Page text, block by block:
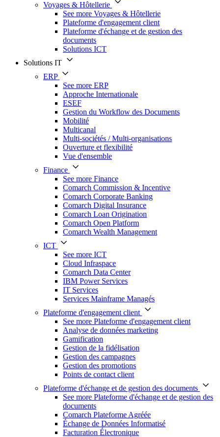
Voyages & Hôtellerie
See more Voyages & Hôtellerie
Plateforme d'engagement client
Plateforme d'échange et de gestion des
documents
Solutions ICT
Solutions IT
ERP
See more ERP
Approche Internationale
ESEF
Gestion du Workflow des Documents
Mobilité
Multicanal
Multi-sociétés / Multi-organisations
Ouverture et flexibilité
Vue d'ensemble
Finance
See more Finance
Comarch Commission & Incentive
Comarch Corporate Banking
Comarch Digital Insurance
Comarch Loan Origination
Comarch Open Platform
Comarch Wealth Management
ICT
See more ICT
Cloud Infraspace
Comarch Data Center
IBM Power Services
IT Services
Services Mainframe Managés
Plateforme d'engagement client
See more Plateforme d'engagement client
Analyse de données marketing
Gamification
Gestion de la fidélisation
Gestion des campagnes
Gestion des promotions
Points de contact client
Plateforme d'échange et de gestion des documents
See more Plateforme d'échange et de gestion des
documents
Comarch Plateforme Agréée
Échange de Données Informatisé
Facturation Électronique